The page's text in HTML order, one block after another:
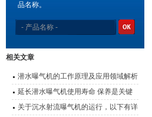
品名称。
相关文章
潜水曝气机的工作原理及应用领域解析
延长潜水曝气机使用寿命 保养是关键
关于沉水射流曝气机的运行，以下有详